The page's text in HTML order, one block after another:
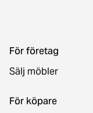
För företag
Sälj möbler
För köpare